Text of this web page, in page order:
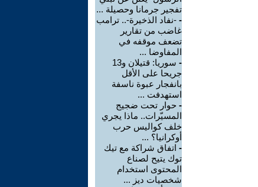
تفجير جرمانا وحصيلة ...
- -نفاد الذخيرة-.. ترامب
غاضب من تقارير
تضعف موقفه في
المفاوضا ...
-
سوريا: قتيلان و13
جريحا على الأقل
بانفجار عبوة ناسفة
استهدفت ...
- حوار تحت ضجيج
المسيّرات.. ماذا يجري
خلف كواليس حرب
أوكرانيا؟ ...
- اتفاق شراكة مع تيك
توك يتيح لصناع
المحتوى استخدام
شخصيات ديز ...